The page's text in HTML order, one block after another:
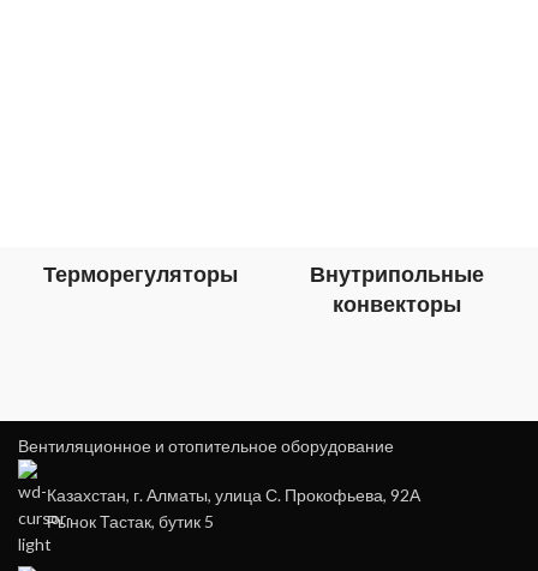
Терморегуляторы
Внутрипольные
конвекторы
Вентиляционное и отопительное оборудование
Казахстан, г. Алматы, улица С. Прокофьева, 92А
Рынок Тастак, бутик 5